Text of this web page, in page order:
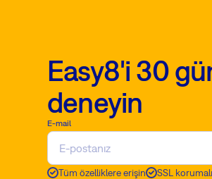
Easy8'i 30
deneyin
E-mail
Tüm özelliklere erişin SSL korumalı